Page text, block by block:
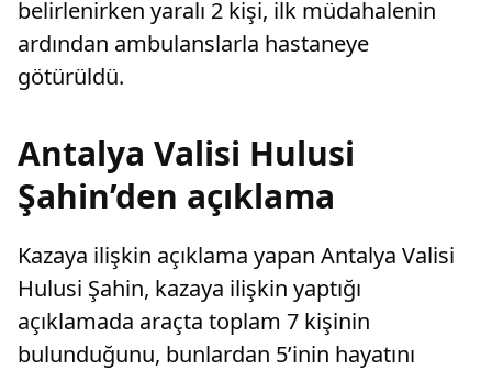
belirlenirken yaralı 2 kişi, ilk müdahalenin
ardından ambulanslarla hastaneye
götürüldü.
Antalya Valisi Hulusi
Şahin’den açıklama
Kazaya ilişkin açıklama yapan Antalya Valisi
Hulusi Şahin, kazaya ilişkin yaptığı
açıklamada araçta toplam 7 kişinin
bulunduğunu, bunlardan 5’inin hayatını